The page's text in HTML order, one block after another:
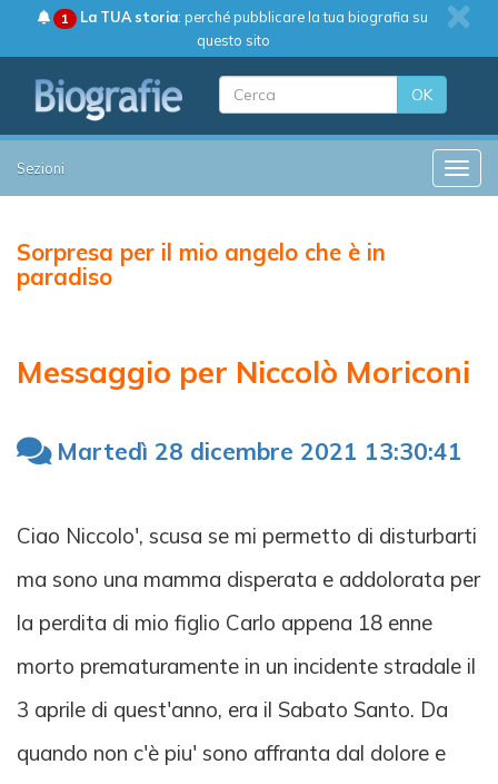
1 La TUA storia: perché pubblicare la tua biografia su
questo sito
OK
Sezioni
Sorpresa per il mio angelo che è in
paradiso
Messaggio per Niccolò Moriconi
Martedì 28 dicembre 2021 13:30:41
Ciao Niccolo', scusa se mi permetto di disturbarti
ma sono una mamma disperata e addolorata per
la perdita di mio figlio Carlo appena 18 enne
morto prematuramente in un incidente stradale il
3 aprile di quest'anno, era il Sabato Santo. Da
quando non c'è piu' sono affranta dal dolore e